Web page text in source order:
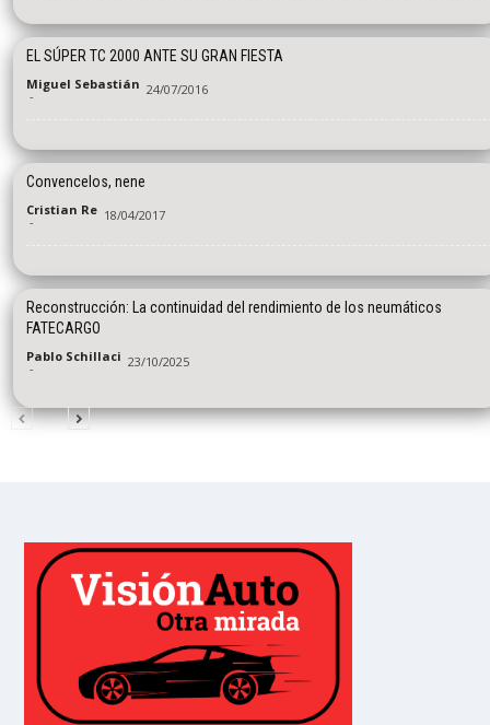
EL SÚPER TC 2000 ANTE SU GRAN FIESTA
Miguel Sebastián
- 24/07/2016
Convencelos, nene
Cristian Re
- 18/04/2017
Reconstrucción: La continuidad del rendimiento de los neumáticos
FATECARGO
Pablo Schillaci
- 23/10/2025